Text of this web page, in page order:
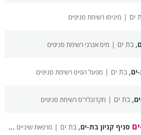
ים | מיניסו רשימת סניפים
,בת ים | מיס אנרגי רשימת סניפים
ים,בת ים | מפעל הפיס רשימת סניפים
,בת ים | מקדונלד'ס רשימת סניפים
סניף קניון בת-ים,בת ים | מרפאת שיניים קניון בת-ים רשימת סניפים